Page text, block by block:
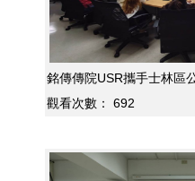
銘傳傳院USR攜手士林區
觀看次數：
692